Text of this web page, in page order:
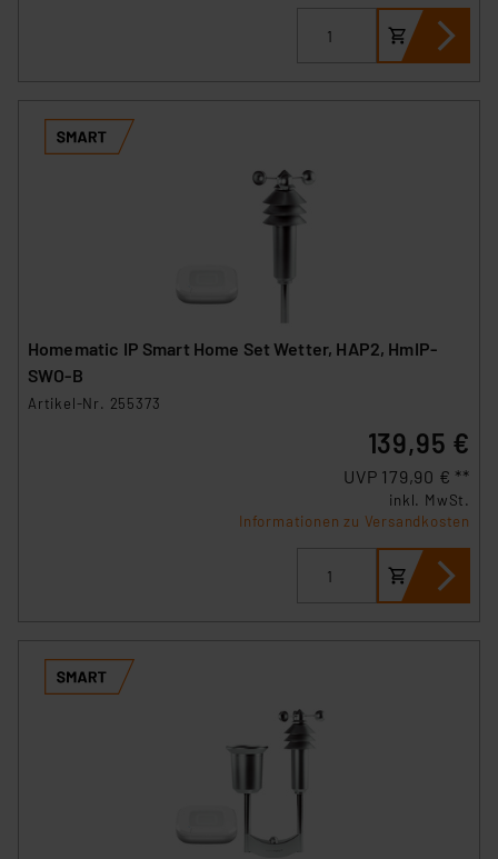
Homematic IP Smart Home Set Wetter, HAP2, HmIP-
SWO-B
Artikel-Nr. 255373
139,95 €
UVP 179,90 € **
inkl. MwSt.
Informationen zu Versandkosten